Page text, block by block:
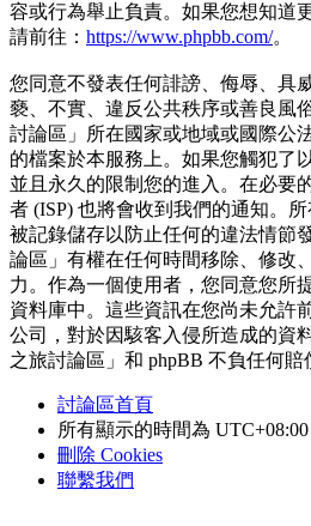
容或行為舉止負責。如果您想知道
請前往： https://www.phpbb.com/。
您同意不發表任何誹謗、侮辱、具
褻、不實、違反公共秩序或善良風
討論區」所在國家或地域或國際公
的檔案於本服務上。如果您觸犯了
並且永久的限制您的進入。在必要
者 (ISP) 也將會收到我們的通知。
被記錄儲存以防止任何的違法情節
論區」有權在任何時間移除、修改
力。作為一個使用者，您同意您所
資料庫中。這些資訊在您尚未允許
公司，對於因駭客入侵所造成的資
之旅討論區」和 phpBB 不負任何賠
討論區首頁
所有顯示的時間為 UTC+08:00
刪除 Cookies
聯繫我們